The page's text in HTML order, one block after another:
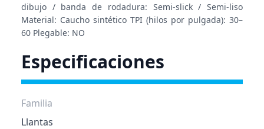
dibujo / banda de rodadura: Semi-slick / Semi-liso
Material: Caucho sintético TPI (hilos por pulgada): 30–
60 Plegable: NO
Especificaciones
Familia
Llantas